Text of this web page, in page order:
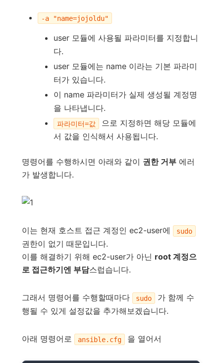
-a "name=jojoldu"
user 모듈에 사용될 파라미터를 지정합니
다.
user 모듈에는 name 이라는 기본 파라미
터가 있습니다.
이 name 파라미터가 실제 생성될 계정명
을 나타냅니다.
파라미터=값
으로 지정하면 해당 모듈에
서 값을 인식해서 사용됩니다.
명령어를 수행하시면 아래와 같이 권한 거부 에러
가 발생합니다.
이는 현재 호스트 접근 계정인 ec2-user에 sudo
권한이 없기 때문입니다.
이를 해결하기 위해 ec2-user가 아닌 root 계정으
로 접근하기엔 부담스럽습니다.
그래서 명령어를 수행할때마다 sudo
가 함께 수
행될 수 있게 설정값을 추가해보겠습니다.
아래 명령어로 ansible.cfg 을 열어서